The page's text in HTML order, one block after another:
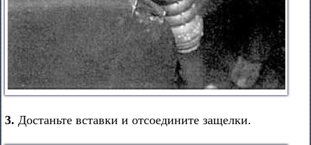
3. Достаньте вставки и отсоедините защелки.